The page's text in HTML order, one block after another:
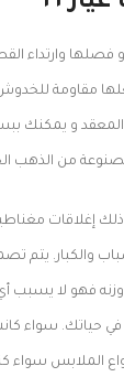
فصلها
مقاومة للخدوش
المعقد و يمكنك
من الذهب
إغلاقات
والكبار. يتم
فهو لا يسبب
حياتك. سواء كانت
الملابس سواء